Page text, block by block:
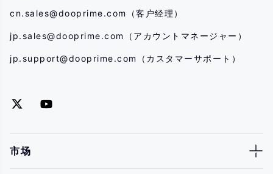
cn.sales@dooprime.com （客户经理）
jp.sales@dooprime.com （アカウントマネージャー）
jp.support@dooprime.com （カスタマーサポート）
市场